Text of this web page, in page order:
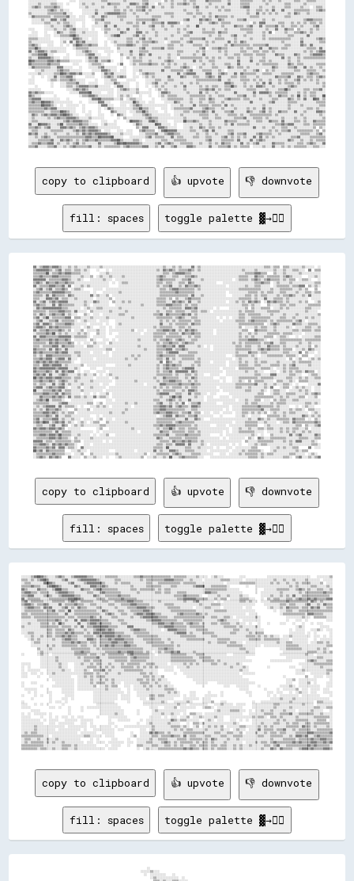
copy to clipboard 👍 upvote 👎 downvote
fill: spaces toggle palette ▓→✊🏽
▓▓░░▒▒▓▓▓▓▒▒▓▓▓▓▒▒░░░░▒▒░░▒▒░░░░░░▒▒░░░░░░▒▒░░░░░░░░░░░░░░░░░░░░░░░░░░░░░░░░░░░░░░▒▒░░░░▒▒░░▒▒░░░░░░▓▓░░▒▒░░░░░░░░░░░░░░░░░░░░░░░░░░░░░░░░░░░░░░░░▒▒▒▒░░▒▒▒▒  ▒▒▒▒░░░░░░░░▒▒░░░░░░  ░░
▒▒▓▓▓▓▓▓▓▓▒▒░░▒▒▓▓░░▒▒▒▒░░▒▒▒▒░░▒▒░░    ░░    ░░  ░░░░░░░░░░░░░░░░░░░░░░░░░░░░▒▒░░▓▓▒▒▓▓▒▒░░▒▒▒▒▒▒▓▓▒▒░░▒▒░░░░░░░░░░░░░░░░░░░░░░░░░░▒▒░░░░░░▒▒░░░░░░░░░░▒▒░░░░▒▒░░░░▒▒▒▒░░░░  ▓▓  ▒▒▒▒
▒▒▒▒▒▒▒▒██░░▒▒▒▒▓▓▒▒▓▓▓▓▒▒▒▒▒▒░░░░░░      ░░░░▒▒░░░░░░░░░░░░░░░░░░░░░░░░░░░░░░░░░░▒▒▒▒░░▒▒▓▓▓▓▓▓▒▒▒▒░░░░░░░░░░░░░░░░░░░░░░░░░░░░░░░░░░▒▒▒▒▒▒▓▓▓▓▒▒▒▒    ▒▒░░░░▒▒░░░░░░░░▒▒░░░░░░░░░░░░
▒▒▒▒▓▓▒▒▒▒▒▒▓▓▓▓▒▒▒▒▒▒▒▒░░░░░░▒▒░░░░▒▒  ░░▒▒░░░░▒▒░░░░░░▒▒░░░░░░░░░░░░░░░░░░░░▒▒▓▓▒▒░░░░▒▒▒▒░░░░▒▒▒▒▓▓▒▒░░░░░░░░░░░░░░░░░░░░░░░░░░▒▒▒▒▒▒░░░░▓▓▒▒▒▒░░▒▒▒▒▒▒▒▒░░▒▒▓▓▒▒░░░░░░    ░░░░▒▒░░
▓▓▓▓▓▓▓▓░░▒▒▒▒▒▒▒▒▓▓▓▓▒▒░░░░▒▒░░    ░░░░░░░░▒▒░░░░  ░░░░░░░░░░░░░░░░░░░░░░░░░░▒▒▓▓▒▒▒▒▒▒▒▒░░░░▒▒▒▒▓▓░░░░░░▒▒░░░░░░░░░░░░░░░░░░  ░░▒▒▒▒▒▒░░▒▒▓▓▒▒░░▒▒▓▓▒▒▒▒▒▒░░▒▒░░▒▒▒▒  ░░▒▒▒▒░░    ░░
▒▒▓▓▒▒░░▓▓▒▒▒▒▓▓▒▒▒▒▓▓▒▒▒▒░░░░░░░░░░░░░░░░░░░░░░  ░░  ░░▒▒▒▒░░░░░░░░░░░░░░░░░░▒▒▒▒░░▒▒▒▒░░░░▒▒▒▒░░▓▓▒▒░░░░░░░░░░░░░░    ░░░░░░░░░░░░░░░░░░░░▒▒▒▒▓▓▒▒▒▒  ░░▒▒░░░░░░▒▒░░░░░░░░░░░░░░▒▒▒▒
▓▓░░▒▒▒▒▒▒▓▓▓▓▒▒▒▒▓▓░░▓▓  ░░░░▒▒░░▒▒░░░░░░░░░░░░      ░░░░░░░░░░░░░░░░░░░░░░░░▒▒░░▒▒▒▒▓▓░░░░▒▒░░▓▓▒▒▒▒▓▓▒▒░░░░░░░░░░░░░░░░  ░░░░░░░░░░▒▒░░░░▒▒▒▒░░░░░░  ░░▒▒▒▒▒▒▒▒░░▒▒▒▒▓▓▓▓  ▒▒░░▒▒░░
░░▒▒▓▓░░▒▒▓▓░░▒▒▒▒▓▓▒▒  ░░▒▒▒▒░░      ░░░░░░  ░░░░░░░░░░░░░░░░░░░░░░░░░░░░░░░░░░▒▒▒▒░░▒▒▓▓▓▓▒▒▒▒▒▒▒▒▒▒░░▒▒░░░░░░░░░░░░░░░░░░░░░░░░▒▒▒▒▒▒▒▒▒▒▒▒▒▒░░░░░░▒▒░░░░▒▒▒▒▒▒▒▒░░░░▒▒░░▒▒    ▒▒  
▒▒▓▓▒▒▒▒▒▒▒▒▓▓▓▓▓▓▓▓▒▒▒▒░░░░░░░░░░░░  ░░    ░░░░░░░░░░▒▒░░░░░░░░░░░░░░░░░░░░░░░░▒▒▒▒▒▒▒▒▒▒▓▓▒▒▒▒▒▒▒▒▒▒░░░░░░░░░░░░░░░░░░░░  ░░░░░░░░░░░░▒▒▒▒▒▒░░▒▒░░▒▒▒▒░░░░▒▒▒▒░░░░░░▒▒░░░░▒▒▒▒░░▒▒▒▒
▒▒▒▒▒▒░░▓▓░░▓▓▒▒▒▒▒▒░░▓▓▒▒░░░░░░░░░░▓▓░░▒▒░░░░▒▒  ░░░░░░░░░░░░░░░░░░░░░░░░░░░░░░▒▒▒▒▒▒▒▒▒▒▒▒▒▒▒▒▒▒░░▓▓░░░░▒▒░░░░░░░░░░░░░░    ░░░░░░░░▒▒▒▒░░▒▒░░▒▒▒▒░░░░░░▒▒░░▒▒▒▒▓▓▒▒░░░░▒▒░░▓▓░░░░░░
▒▒▒▒░░░░▓▓▓▓▒▒▓▓░░▒▒▒▒░░░░▒▒░░░░░░░░░░  ░░░░░░░░▒▒  ░░░░░░░░░░░░░░░░░░░░░░░░░░▒▒▒▒▒▒░░▒▒  ▒▒░░░░▒▒▓▓▒▒▒▒▒▒░░░░░░░░░░░░░░░░░░░░░░░░▒▒▒▒▒▒▒▒░░▒▒░░░░▓▓░░░░▒▒▒▒▒▒░░▒▒░░░░░░░░░░░░  ░░░░░░
▓▓░░▒▒▓▓░░▒▒▓▓▒▒▓▓▓▓▓▓░░░░░░░░░░▒▒░░░░▓▓▒▒░░░░░░  ▒▒░░░░▒▒░░▒▒░░░░░░░░░░░░░░░░▒▒▒▒▒▒░░░░▓▓▒▒▓▓▒▒░░▓▓░░░░▒▒░░░░░░░░░░░░░░░░  ░░░░▒▒░░▒▒░░▓▓▒▒▓▓▒▒  ░░▓▓▒▒▓▓▒▒▒▒░░▒▒░░░░░░▒▒░░▒▒    ░░▒▒
▒▒▓▓▒▒▒▒░░░░▓▓░░▓▓▒▒▒▒▒▒▒▒░░░░░░▒▒░░  ░░░░░░░░░░    ░░░░░░░░░░░░░░░░▒▒░░░░░░░░▒▒▒▒▒▒▓▓▓▓▒▒▒▒▒▒░░▒▒░░▒▒▒▒░░░░░░░░░░░░░░░░░░░░░░░░░░░░▒▒▒▒░░▒▒░░░░    ▒▒░░░░░░▒▒▒▒░░▒▒▒▒░░░░░░░░▒▒▒▒▒▒▒▒
░░▓▓▒▒▓▓▓▓▓▓▓▓▓▓▓▓▒▒▒▒░░░░░░░░  ░░▒▒░░░░▒▒▒▒░░░░░░░░░░▒▒░░░░░░░░░░░░░░░░░░░░░░░░░░▒▒░░▒▒▒▒▒▒▒▒░░▓▓▓▓▒▒▓▓░░░░░░░░░░  ░░      ░░░░░░░░░░▒▒  ▒▒░░░░▒▒▒▒▒▒  ░░░░▒▒░░▒▒░░░░░░░░░░▒▒▒▒░░░░░░
▒▒▒▒▒▒▒▒░░▒▒▒▒▒▒▓▓▓▓▒▒▒▒░░▓▓░░░░░░  ▒▒░░░░░░░░░░▒▒░░░░░░░░▒▒░░░░░░░░░░░░░░░░░░▒▒░░░░▒▒▒▒░░▒▒▒▒▒▒░░░░▒▒▒▒░░▒▒▒▒░░  ░░░░░░░░░░░░░░░░▒▒░░▒▒▒▒▒▒░░░░░░░░▒▒▒▒▒▒▒▒░░░░░░░░░░░░░░░░▒▒░░░░░░  
▒▒░░▓▓▒▒░░▒▒▓▓▒▒▒▒▓▓░░▒▒░░░░    ▒▒░░  ░░░░  ░░░░░░░░░░▒▒▒▒░░░░░░░░░░░░░░░░░░▒▒▒▒▓▓░░▓▓▒▒▒▒▒▒▒▒▓▓▒▒▓▓░░▒▒░░░░░░░░░░░░░░░░░░░░░░░░░░▒▒▒▒░░▒▒▒▒▒▒▒▒░░░░░░▒▒░░░░░░▒▒░░░░░░▒▒░░░░░░░░░░░░▒▒
▒▒▓▓░░▒▒██░░▒▒▒▒▒▒▒▒▓▓▓▓  ▒▒▒▒░░░░░░▒▒░░░░░░░░▒▒░░░░░░░░░░░░░░▒▒░░░░░░░░░░░░░░▒▒▒▒▒▒▒▒▒▒░░▒▒▓▓▒▒░░░░▒▒▒▒░░░░░░░░░░░░  ░░  ░░  ░░░░▒▒▒▒░░░░▒▒▒▒▒▒▒▒▒▒▒▒░░░░░░▒▒▒▒░░░░▒▒░░░░░░▒▒░░▒▒░░░░
░░▒▒▓▓░░░░▒▒▒▒▓▓░░▒▒▒▒▒▒▒▒░░  ░░▒▒░░░░░░  ░░░░░░    ░░░░░░░░░░░░░░░░░░░░░░░░░░░░▒▒░░▒▒░░▒▒░░▒▒▒▒▒▒▒▒░░▒▒▒▒░░░░░░░░░░░░  ░░░░░░░░▒▒▒▒▒▒░░▒▒▓▓▒▒▒▒▒▒▒▒░░▒▒░░▒▒▒▒▒▒▒▒▒▒░░▒▒▓▓░░  ░░░░░░░░
▒▒▓▓░░▓▓▓▓▒▒░░▒▒▒▒▒▒▓▓▓▓▒▒░░░░░░░░  ░░░░░░░░  ░░    ░░▒▒░░░░░░░░░░░░░░░░░░░░░░░░▓▓░░░░▒▒░░▒▒▒▒▒▒▒▒░░▓▓▒▒▒▒░░░░░░░░░░░░░░░░░░░░░░░░▒▒▒▒▒▒▒▒▒▒▒▒▒▒▒▒  ░░▒▒▓▓▒▒░░░░░░░░▓▓▒▒▒▒░░░░▒▒▒▒▒▒░░
▒▒▓▓▓▓▒▒░░▓▓▒▒▓▓▒▒▒▒▒▒▒▒░░░░░░  ░░▒▒░░    ░░░░  ░░  ░░░░░░░░░░░░░░░░░░░░░░░░▒▒░░▒▒▒▒▒▒▒▒░░░░▒▒▒▒░░▒▒░░░░░░░░░░░░░░░░░░░░░░░░░░░░░░▒▒  ░░░░░░▒▒░░▒▒▒▒░░░░▒▒░░░░░░▒▒░░  ░░░░░░▒▒▒▒░░░░▒▒
▓▓░░▒▒▒▒▓▓▒▒▒▒▒▒▓▓▒▒░░▒▒  ░░░░▒▒  ░░░░░░▒▒░░░░  ░░░░░░░░░░░░░░▒▒  ░░░░  ░░░░░░▒▒▒▒▓▓▓▓▒▒▓▓░░▒▒░░▓▓▒▒▓▓▒▒░░░░░░░░░░  ░░░░░░░░░░░░░░░░▒▒▒▒    ▓▓▒▒▒▒▒▒░░░░▒▒░░░░░░░░░░▒▒▒▒░░▒▒▒▒▒▒░░▒▒▒▒
░░▒▒▒▒▒▒▓▓▒▒██░░▒▒░░▒▒░░░░░░▒▒░░▒▒░░    ▒▒░░░░  ░░    ░░░░░░░░░░░░░░  ░░░░░░▒▒▒▒▒▒▒▒░░▒▒▒▒▒▒░░▓▓▒▒▒▒▓▓▒▒▒▒░░░░░░░░  ░░░░░░░░░░░░░░▒▒░░░░▒▒░░▒▒░░░░░░▒▒▒▒▒▒▒▒░░▒▒▒▒▒▒░░░░░░  ░░░░░░░░░░
▓▓░░▓▓▓▓▒▒▒▒▒▒▒▒▓▓▓▓▓▓▓▓░░▒▒▒▒▒▒▒▒░░  ░░░░░░░░      ░░░░░░░░░░░░░░░░░░░░░░░░▒▒▒▒▒▒░░▒▒▒▒▒▒▒▒▒▒░░░░▒▒░░▒▒▒▒░░░░░░░░░░░░░░░░░░░░░░░░▒▒░░▒▒░░▒▒░░░░░░▒▒▒▒▒▒  ░░▒▒▒▒░░    ░░  ░░░░░░░░▒▒▒▒
▒▒▓▓▒▒▒▒▒▒▓▓▒▒▓▓▒▒▒▒▓▓▒▒  ░░░░░░░░  ▒▒░░    ░░░░  ░░  ░░░░░░░░░░░░▒▒░░░░░░░░▒▒░░▒▒▒▒▓▓▒▒░░▒▒▓▓▒▒░░░░▒▒▒▒░░░░░░░░░░░░░░░░░░░░░░░░░░▒▒▒▒▒▒▓▓▓▓▓▓▒▒▒▒░░  ░░░░░░▒▒▒▒▒▒▒▒▒▒▒▒▒▒░░▒▒▒▒▒▒▒▒▒▒
▒▒▒▒▒▒▒▒░░▓▓▒▒▓▓▒▒▒▒▒▒▓▓▒▒  ░░  ░░░░  ▒▒░░░░░░  ▒▒░░░░░░░░░░░░░░░░░░░░░░░░░░░░▒▒░░▒▒▒▒▓▓▒▒▒▒░░▒▒▓▓▒▒▒▒░░░░░░░░░░░░░░░░░░░░░░░░▒▒░░▒▒░░▒▒▒▒▒▒▒▒▒▒░░▒▒▒▒▓▓░░░░▒▒▒▒░░░░░░░░▒▒░░░░▒▒░░░░░░
▒▒▒▒░░▒▒▒▒▒▒▓▓▓▓░░▓▓▒▒▒▒▒▒░░░░░░  ▒▒▒▒░░░░  ░░░░░░░░░░░░░░░░░░░░░░▒▒░░░░░░░░░░▒▒▒▒▓▓▒▒▒▒▓▓░░▓▓▓▓░░░░░░░░▒▒░░  ░░  ░░░░░░░░░░░░░░▒▒▒▒░░▒▒▒▒░░░░▒▒░░░░▓▓▒▒▒▒▒▒░░▒▒░░░░░░▒▒░░░░░░▒▒  ▒▒░░
▓▓▒▒▒▒▒▒░░▓▓░░▓▓▒▒░░▓▓░░░░░░░░░░░░░░░░░░░░░░░░▒▒▒▒  ░░░░░░░░░░░░░░░░░░▒▒░░░░░░▒▒▒▒▒▒▓▓▓▓░░▒▒▒▒▓▓▒▒░░░░░░░░░░░░░░  ░░░░░░░░░░░░░░▒▒▒▒▒▒▒▒▒▒░░░░▒▒▓▓▒▒▓▓▒▒▒▒▒▒░░▒▒▒▒▒▒  ░░░░▒▒░░▓▓▒▒░░░░
▓▓▒▒▓▓▒▒▒▒▒▒▒▒▓▓▒▒▓▓▓▓░░░░▒▒▒▒░░░░░░  ░░░░░░  ░░  ░░░░░░░░░░░░░░░░░░░░░░░░░░░░▒▒▒▒░░▒▒▓▓▓▓▓▓░░░░░░▒▒▒▒▒▒░░░░░░░░░░░░░░░░░░░░░░░░▒▒░░░░░░▓▓▒▒▒▒░░▒▒▒▒░░░░░░░░░░▒▒▒▒░░░░░░▓▓  ▒▒░░░░  ░░
▒▒░░▒▒░░▓▓▓▓▒▒▒▒▒▒▒▒▒▒▒▒░░░░▒▒░░░░░░░░░░░░░░░░░░  ░░░░░░░░░░░░▒▒░░▒▒░░░░░░░░░░▒▒▓▓▒▒▒▒▒▒▒▒░░▒▒▒▒▒▒▒▒▒▒░░░░░░░░░░░░░░░░░░░░    ░░▒▒▒▒▒▒▒▒░░▒▒░░  ░░░░▒▒▒▒▒▒▒▒▒▒░░▒▒▒▒▒▒░░  ▒▒▒▒    ░░░░
▒▒▒▒▓▓▒▒▓▓▓▓░░▒▒▓▓▓▓░░▓▓░░░░  ░░░░░░░░  ░░░░░░░░░░░░░░░░░░▒▒░░░░▒▒░░░░░░░░░░░░▒▒▒▒░░▓▓░░▒▒░░░░▒▒▒▒▒▒▒▒░░▒▒░░░░░░░░░░░░░░░░░░░░  ░░▒▒░░░░░░░░▒▒░░░░░░░░░░░░░░░░░░  ▒▒  ░░▒▒    ░░▒▒░░▒▒
▒▒▓▓▒▒▓▓▒▒▓▓▒▒▓▓▒▒▒▒▒▒▒▒░░    ░░░░░░░░░░░░░░░░░░░░░░░░░░░░░░░░░░░░░░░░░░░░░░░░░░▓▓  ▓▓▒▒░░░░▒▒░░░░░░░░▒▒▒▒░░░░░░  ░░░░░░░░  ░░░░░░▒▒░░▒▒░░░░▒▒░░▒▒▒▒░░░░░░▒▒░░░░░░░░▒▒░░▒▒▒▒▒▒▒▒░░░░░░
▒▒▒▒░░▓▓▓▓▒▒▓▓▓▓▓▓░░▒▒░░░░░░░░▒▒  ░░░░░░░░░░░░      ░░░░░░░░▒▒░░░░░░░░░░░░░░░░▒▒░░▒▒▓▓▒▒▓▓▒▒▒▒░░░░░░▒▒░░▒▒░░░░░░░░░░░░░░░░  ░░░░░░▒▒▒▒▒▒░░░░▒▒▒▒░░░░░░▒▒▒▒▒▒░░▒▒░░▒▒▓▓░░░░░░░░▒▒░░░░░░
▓▓▒▒▓▓▓▓▓▓▓▓▓▓▒▒▓▓▓▓▓▓░░░░▒▒░░      ░░░░    ░░░░░░░░░░░░░░░░░░░░░░░░░░░░░░░░░░▒▒░░▒▒▓▓▒▒▒▒▒▒░░▒▒▓▓▓▓▓▓░░░░░░░░░░░░░░░░  ░░░░░░░░  ▒▒▒▒▒▒▒▒▒▒░░░░▒▒▒▒▒▒░░  ░░░░▒▒░░▒▒▒▒▒▒░░░░░░░░░░░░░░
▓▓▒▒▒▒▒▒▓▓▒▒░░▓▓░░▓▓▒▒▓▓▓▓  ░░  ░░░░    ░░░░░░  ░░░░░░░░░░░░░░░░░░░░░░░░░░░░░░▒▒░░▒▒▒▒▓▓░░▓▓▓▓▓▓▓▓░░▓▓▒▒░░░░░░░░░░░░░░░░  ░░░░░░░░░░░░▒▒░░░░▒▒░░░░    ░░░░  ░░▒▒░░▒▒░░▒▒▒▒░░▓▓▒▒▒▒  ░░
▒▒▓▓▒▒▓▓░░▓▓░░░░▒▒▓▓▒▒░░░░░░▒▒░░▒▒░░░░▒▒  ░░  ░░▒▒░░░░░░░░░░░░░░░░░░░░░░░░░░░░▒▒▒▒▒▒▒▒▒▒░░▒▒░░░░▒▒▒▒░░▒▒░░░░    ░░░░░░    ░░░░░░░░░░░░░░░░░░▒▒▒▒░░░░░░▓▓▓▓░░░░░░░░▒▒▒▒░░░░    ░░▒▒▒▒░░
██▒▒▓▓▒▒▓▓▓▓▒▒▓▓▓▓▒▒▒▒▒▒░░▒▒▒▒░░░░░░░░  ░░░░░░░░  ░░▒▒░░░░░░░░░░░░░░░░░░░░░░▒▒░░░░▓▓▒▒▒▒▒▒▒▒░░░░▒▒░░▓▓▒▒░░░░░░░░░░    ░░░░    ░░░░▒▒▒▒▒▒▒▒▒▒▒▒░░▒▒▒▒▒▒▒▒░░░░░░░░▒▒▒▒░░░░▒▒░░▒▒░░░░▒▒▒▒
▒▒▒▒▓▓▒▒▒▒▓▓▒▒░░▒▒▓▓▒▒░░░░▒▒░░░░░░░░▒▒░░░░░░░░░░░░  ░░░░░░░░░░░░▒▒░░░░░░░░░░░░▒▒░░▒▒▒▒▓▓▓▓▒▒▒▒░░░░▒▒░░▒▒░░░░░░░░░░░░░░  ░░    ░░░░▒▒░░  ▒▒  ▒▒▒▒▒▒░░░░░░  ▒▒▒▒░░░░▒▒░░  ▒▒▒▒▒▒░░░░░░░░
▒▒░░▒▒▒▒░░░░▓▓░░▒▒▓▓░░▒▒░░░░░░▒▒░░░░░░░░░░  ░░░░    ░░░░░░░░░░░░░░░░░░  ░░░░░░░░▓▓▓▓▒▒▒▒▒▒▒▒▓▓▒▒▒▒▒▒▓▓▒▒▒▒░░░░░░░░░░░░░░░░░░░░░░▒▒▒▒▒▒▒▒▒▒▒▒▓▓░░░░▒▒░░░░▒▒░░░░▒▒▒▒░░  ░░      ░░░░░░▓▓
▒▒▓▓▓▓░░▒▒▓▓▒▒▒▒▓▓▓▓░░  ░░░░▒▒  ░░░░▒▒░░░░░░░░  ░░░░░░░░░░░░░░░░░░░░░░░░░░░░▒▒░░▒▒░░▒▒░░▒▒▒▒▒▒░░▒▒░░▒▒▒▒░░░░░░░░░░░░  ░░░░░░░░░░▒▒▒▒░░░░▒▒░░░░░░░░▒▒░░▓▓    ░░▒▒▒▒  ░░▒▒░░▒▒░░░░  ░░░░
██░░░░▒▒▒▒▒▒▓▓▒▒▓▓░░▒▒▒▒░░░░░░▒▒░░░░░░░░░░░░  ░░░░░░░░░░░░░░░░░░░░░░░░░░░░░░░░▒▒░░▒▒▒▒▒▒▒▒░░░░▒▒░░▓▓▓▓▒▒░░░░░░░░░░░░░░  ░░░░░░░░░░░░░░▒▒▒▒░░░░░░▒▒░░  ░░▒▒▒▒░░░░  ░░░░░░▒▒░░▒▒░░  ░░░░
▒▒▒▒▒▒▓▓▓▓▒▒▒▒▓▓░░▓▓▒▒▒▒░░░░░░  ░░░░  ░░  ░░░░▒▒  ░░░░░░░░░░░░░░░░░░░░░░░░░░░░▒▒▓▓▓▓▓▓░░░░▒▒▒▒░░░░▓▓░░▒▒▒▒░░░░  ░░░░        ░░░░░░░░░░░░░░░░░░▒▒▒▒    ░░▒▒▒▒░░░░▒▒▒▒▒▒░░░░░░▒▒░░▒▒▓▓▒▒
░░░░▓▓▒▒▒▒▒▒▓▓▒▒▓▓▒▒░░▓▓░░▒▒▒▒░░▒▒░░░░▓▓░░▒▒▒▒░░  ░░░░░░░░░░░░░░░░░░░░░░░░░░░░░░▒▒░░░░▒▒██▒▒▓▓░░░░░░░░▒▒░░░░  ░░░░    ░░░░░░  ░░░░░░░░░░░░░░▒▒▒▒▒▒▒▒▒▒▒▒░░░░▒▒░░▒▒░░░░░░▒▒▒▒  ░░░░▒▒  
░░▒▒▓▓▒▒██░░▒▒▒▒▒▒░░    ░░░░░░░░░░░░░░        ░░░░  ░░░░░░░░░░░░░░░░░░░░░░░░▒▒▒▒░░░░▒▒▓▓▒▒░░▒▒░░░░▓▓░░░░░░░░  ░░░░░░░░░░░░░░░░░░  ░░░░▒▒░░░░▒▒▒▒  ░░░░  ▒▒░░▒▒▒▒░░░░▒▒▒▒░░░░░░░░░░░░░░
▒▒▒▒▒▒▒▒▒▒░░░░░░▒▒▓▓▓▓░░░░░░░░░░░░▒▒▒▒  ░░▒▒  ░░░░░░░░░░░░▒▒░░░░▒▒░░░░░░░░░░░░▒▒▓▓░░░░▒▒░░▒▒░░▓▓  ░░▒▒▒▒▓▓░░░░░░░░░░    ░░░░░░░░░░░░░░▒▒░░▒▒▒▒░░░░░░░░▒▒░░▒▒▒▒▒▒░░░░░░░░░░░░▒▒▒▒░░▒▒░░
░░▒▒░░▒▒▓▓▓▓▓▓░░▓▓░░▒▒▒▒▒▒░░  ░░    ░░░░▒▒░░▒▒░░  ░░░░░░░░░░░░  ░░░░░░░░░░░░▒▒▒▒▓▓▓▓▒▒▓▓░░▒▒▓▓▒▒▒▒░░▓▓▓▓▒▒░░░░░░░░░░░░░░░░░░  ░░░░░░▒▒▒▒▒▒▒▒▒▒▓▓▒▒▒▒▒▒▒▒░░▒▒░░░░░░    ░░  ░░▒▒░░░░    
▒▒░░▒▒░░▓▓▒▒▒▒▓▓▒▒░░░░    ▒▒░░░░░░▒▒  ░░░░░░░░░░░░░░░░░░░░▒▒░░░░░░░░░░░░░░░░▒▒▒▒▓▓▓▓▒▒▒▒▒▒▒▒▒▒▒▒░░░░▒▒▒▒░░░░░░░░░░░░░░░░  ░░  ░░░░░░▒▒▒▒▒▒▒▒▒▒▒▒▓▓░░░░▒▒▒▒▒▒░░░░░░▒▒░░▒▒▒▒░░  ▒▒▒▒░░░░
▒▒▒▒▒▒▓▓▓▓▒▒▓▓▒▒░░▒▒░░▒▒▒▒  ░░░░░░░░░░░░░░░░░░░░▒▒░░░░░░▒▒░░░░░░░░░░░░░░░░░░▒▒▓▓▒▒▒▒▓▓▓▓▒▒▒▒░░▒▒▒▒▓▓░░▒▒▒▒  ░░░░  ░░░░  ░░░░░░  ░░░░▒▒▒▒░░▒▒░░▒▒░░▒▒  ░░▒▒░░░░▒▒░░▒▒▒▒░░░░░░░░  ░░▒▒░░
▒▒▒▒▒▒▒▒▓▓▒▒░░▓▓░░░░▒▒▒▒░░░░░░░░░░░░    ░░  ░░░░░░░░░░░░░░░░░░░░░░░░░░░░░░░░░░  ░░▒▒▓▓▓▓░░▓▓▒▒▒▒░░▒▒▒▒▓▓░░░░░░░░░░    ░░        ░░░░▒▒░░  ░░░░░░    ▒▒▒▒▒▒▒▒░░▒▒░░░░░░░░░░▓▓▒▒░░▒▒░░▒▒
▒▒▓▓░░▒▒▒▒▒▒▓▓▓▓░░▒▒░░░░▒▒░░░░  ░░░░░░  ░░▒▒  ░░░░  ░░░░░░░░░░░░░░░░░░░░░░░░░░▒▒▒▒▒▒▒▒▒▒▒▒░░░░░░▓▓░░░░▓▓▒▒░░    ░░░░░░░░░░░░░░░░░░░░░░░░▒▒░░░░▓▓▒▒░░▒▒░░░░▒▒▒▒▒▒▒▒░░▓▓▒▒▒▒▒▒  ░░  ▒▒░░
▒▒▓▓▒▒██▓▓░░▒▒▓▓▒▒▓▓░░▒▒░░  ░░▒▒░░  ░░▒▒▒▒    ▒▒░░░░░░░░░░▒▒░░░░░░░░░░░░░░░░░░▒▒▒▒▒▒▒▒▒▒░░▒▒▓▓▒▒▒▒▒▒▒▒░░░░░░░░░░░░░░░░░░░░░░░░  ░░░░░░▒▒▒▒▒▒▒▒░░░░▒▒░░░░░░  ░░▒▒▒▒░░▓▓▒▒▒▒▒▒▒▒▒▒▒▒▓▓▒▒
░░▒▒▒▒░░░░▒▒▓▓░░░░▓▓▒▒  ░░▒▒░░▒▒░░░░░░░░░░▒▒▒▒░░░░░░░░░░░░░░░░░░░░░░░░░░░░░░▒▒▒▒▓▓▒▒▓▓▓▓▓▓▒▒▒▒▒▒▒▒▒▒░░▒▒░░░░░░░░    ░░░░░░  ░░░░░░░░░░▒▒▒▒▒▒▒▒    ░░▒▒░░░░░░░░░░░░░░░░▒▒▒▒  ▒▒░░░░▒▒▓▓
▓▓▒▒▓▓▓▓▒▒▓▓▓▓▒▒▓▓▒▒  ░░░░░░░░          ░░▒▒    ░░░░░░░░░░░░░░▒▒░░░░░░░░░░░░░░▒▒░░▒▒▒▒██▒▒░░▒▒▒▒░░▒▒▒▒▒▒░░░░░░░░░░░░░░░░░░░░  ░░░░▒▒░░░░▒▒░░░░▒▒▒▒░░▒▒▒▒░░░░▒▒░░▒▒░░▒▒▒▒░░░░▒▒  ░░░░░░
▒▒▒▒▒▒▒▒▒▒▒▒░░▓▓░░▒▒▒▒▒▒░░░░░░░░░░░░░░  ░░  ░░░░░░░░░░░░░░░░░░░░░░  ░░░░░░░░░░░░▓▓▒▒▒▒░░▒▒▒▒▒▒▒▒░░▒▒▒▒░░▒▒░░░░░░░░░░░░░░  ░░  ░░░░▒▒▒▒▒▒▒▒▒▒░░░░░░  ░░░░░░░░▒▒░░▒▒░░▒▒░░░░▒▒░░▒▒░░░░░░
▒▒▒▒▓▓▓▓▒▒▓▓▓▓▒▒██▒▒▒▒▒▒░░░░▒▒░░░░░░  ░░  ░░░░▒▒    ░░░░░░░░░░░░░░░░░░░░░░░░▒▒▒▒▒▒▒▒▓▓░░░░▒▒▒▒▒▒▓▓▒▒▒▒▒▒▒▒░░░░░░      ░░  ░░░░░░░░░░░░░░░░▒▒░░  ░░    ▒▒░░░░░░░░░░▓▓░░▒▒▓▓░░░░░░░░▓▓▒▒
░░▒▒▒▒▒▒▒▒▓▓▓▓▒▒▓▓▒▒▒▒░░  ▒▒░░░░░░░░▒▒░░░░░░░░░░░░░░░░░░░░░░░░░░░░░░░░░░░░░░░░▓▓▒▒░░░░▒▒▒▒▒▒▒▒░░▒▒▒▒▒▒▒▒░░░░░░░░░░░░░░
copy to clipboard 👍 upvote 👎 downvote
fill: spaces toggle palette ▓→✊🏽
░░░░░░▒▒▓▓██▓▓▒▒░░░░░░▒▒▓▓▒▒░░░░▒▒▓▓▓▓▓▓▓▓▒▒▒▒░░░░░░░░▒▒▒▒▒▒▒▒░░░░░░░░░░▒▒▒▒▓▓▒▒▒▒▒▒▒▒▒▒▒▒▒▒▒▒▒▒░░▒▒▒▒▒▒▒▒░░░░░░▒▒░░░░░░  ░░▒▒░░░░          ░░░░              ░░░░░░░░░░░░░░░░░░░░░░░░░░░░    ░░░░░░░░▒▒
▒▒▒▒░░▒▒░░▒▒▓▓██▒▒░░░░░░░░▒▒▓▓░░░░░░▒▒▓▓▓▓▓▓▓▓▓▓▒▒░░░░░░░░░░▒▒▒▒░░░░░░░░░░░░▒▒░░▒▒▒▒▒▒▒▒▒▒▒▒▓▓▓▓▓▓▒▒▒▒▒▒░░░░▒▒░░░░░░  ░░░░░░░░░░▒▒▒▒▒▒░░░░░░░░  ░░░░░░░░░░░░░░░░░░▒▒░░░░▒▒░░░░▒▒░░░░░░▒▒░░░░░░░░  ░░░░░░
░░▒▒▒▒░░░░░░░░▓▓██▓▓▒▒░░░░░░░░▒▒▓▓░░░░░░▒▒▓▓▓▓▓▓▓▓▓▓▒▒░░░░░░▒▒░░▒▒▒▒▒▒░░░░░░░░░░▒▒▒▒░░░░▒▒▒▒▒▒▒▒▒▒▒▒▒▒░░▒▒▒▒▒▒▒▒░░░░░░░░░░░░░░░░░░  ░░░░░░░░▒▒▒▒▒▒▒▒▒▒░░░░░░░░░░▒▒░░▒▒░░░░▒▒░░░░▒▒░░▒▒▒▒▒▒░░░░░░▒▒  ░░░░
▒▒▒▒▒▒▓▓▒▒▒▒░░░░▒▒▓▓██▓▓▒▒░░░░░░░░▓▓▒▒░░░░░░▓▓▓▓▒▒▒▒▓▓▒▒░░░░░░░░░░░░░░▒▒░░░░░░░░▒▒▒▒▒▒▒▒▒▒░░░░░░▒▒▒▒░░░░░░░░░░▒▒▓▓▓▓▓▓░░░░▒▒▒▒▒▒▒▒▒▒░░          ░░    ░░░░░░░░░░░░░░░░░░░░░░▒▒░░▒▒░░░░░░░░▒▒▒▒░░░░░░▒▒░░
▓▓▒▒░░░░░░▓▓▒▒▒▒░░░░▒▒████▒▒▒▒░░░░░░░░▓▓▒▒▒▒░░▒▒▓▓▓▓▒▒▒▒▒▒▒▒▒▒░░░░░░░░▒▒▒▒░░▒▒▒▒▒▒▒▒▒▒░░▒▒░░▒▒▒▒░░░░░░░░░░░░░░░░░░░░░░▒▒▒▒▒▒▒▒▒▒▒▒▒▒░░░░░░░░          ░░    ░░░░░░░░▒▒▒▒▒▒▒▒░░░░▒▒▓▓▒▒░░▒▒░░░░▒▒▒▒░░░░▒▒
▒▒▓▓▓▓▒▒▒▒░░▒▒▒▒▒▒░░░░▒▒▓▓▓▓▓▓▒▒▒▒░░░░░░░░▒▒▒▒░░░░▒▒▓▓▒▒▒▒▒▒▒▒▒▒░░░░░░░░░░▒▒░░░░░░░░░░▒▒▒▒░░▒▒▒▒░░░░▒▒▒▒▒▒░░░░░░░░░░░░▓▓▓▓▒▒▒▒░░░░░░░░░░░░░░░░        ░░  ░░░░░░░░░░░░▒▒░░░░░░░░░░▒▒░░▒▒▒▒▒▒▒▒▒▒▒▒▓▓▒▒▒▒
▒▒▒▒▓▓▓▓░░░░░░▒▒▓▓▒▒░░░░▒▒▓▓▓▓▓▓▓▓▒▒▒▒░░░░░░░░▓▓▒▒░░░░▒▒▒▒▒▒▒▒▓▓▒▒▒▒▒▒░░░░░░░░░░░░░░░░░░░░░░░░░░░░▒▒▒▒▒▒▓▓▒▒▒▒▒▒▒▒░░    ░░░░░░▒▒░░░░▒▒░░░░░░▒▒░░░░        ░░░░░░▒▒░░░░▒▒░░▒▒░░▓▓░░░░▒▒▒▒▒▒▒▒▒▒▒▒▒▒▒▒▒▒░░
▓▓░░▒▒▒▒▒▒▒▒░░░░░░▒▒▒▒▒▒▒▒▒▒▒▒▓▓▓▓██▓▓▒▒░░░░░░░░▒▒▒▒▒▒░░▒▒▒▒▒▒▒▒▓▓▒▒▒▒▒▒▒▒░░░░░░░░░░░░░░░░░░░░░░░░░░▒▒▒▒▓▓▓▓▓▓▓▓▒▒▒▒▒▒▒▒░░░░▒▒░░▒▒▒▒  ░░░░░░▒▒▒▒▒▒░░░░    ░░  ▒▒░░▒▒▒▒░░░░▒▒▒▒░░▒▒▓▓▒▒▒▒▓▓▒▒▓▓▒▒▒▒▒▒▓▓▓▓
▒▒▓▓░░▒▒▒▒▒▒▒▒░░░░░░▒▒▒▒▒▒▒▒░░▒▒▓▓▒▒░░▒▒▒▒▒▒▒▒░░░░░░▒▒▒▒░░░░▒▒▒▒▒▒▒▒▓▓▓▓▒▒▒▒▒▒░░░░░░░░░░▒▒░░░░░░░░░░░░░░▒▒░░░░▒▒▓▓░░░░░░░░░░  ░░  ░░░░░░░░░░▒▒▒▒░░▒▒░░░░  ░░░░░░▒▒▒▒▒▒▒▒▒▒▓▓▒▒▒▒▒▒▒▒▒▒▒▒░░▓▓▒▒░░▒▒░░░░░░
▒▒▓▓▓▓▒▒░░▒▒▒▒▓▓▒▒░░░░░░▓▓░░▒▒▒▒▒▒▓▓▒▒▒▒░░░░▒▒▒▒░░░░░░░░▒▒▒▒░░░░▒▒▒▒▒▒▓▓▓▓▒▒▒▒▒▒▒▒░░░░░░░░░░▒▒▒▒▒▒░░░░░░░░░░░░░░░░▒▒░░░░░░▒▒▒▒▒▒░░░░░░░░░░░░░░░░░░░░░░      ░░░░░░░░░░▒▒▒▒░░▒▒▒▒░░░░░░▒▒▓▓░░░░▒▒░░▓▓▒▒▒▒
░░▒▒▓▓▓▓▒▒▒▒░░▓▓▒▒▓▓░░░░░░▒▒▓▓░░▒▒░░▓▓▒▒▒▒░░░░░░▒▒▒▒░░░░░░░░▒▒░░░░░░▒▒▒▒▒▒▓▓▓▓▓▓▒▒▒▒▒▒░░░░░░░░▒▒▒▒▒▒▒▒░░░░░░░░  ░░░░░░▒▒▒▒░░░░░░  ░░░░░░░░░░░░  ░░░░          ░░▒▒░░░░▒▒░░▓▓▒▒▒▒▒▒░░▒▒▒▒░░▓▓▒▒▓▓░░░░▒▒▒▒
░░▒▒▒▒▒▒▒▒▒▒▒▒░░▒▒▒▒▓▓░░▒▒▒▒░░██░░▒▒▒▒▒▒▒▒▒▒▒▒▒▒░░░░▓▓▒▒░░░░░░▒▒▒▒░░░░▒▒▒▒▒▒▒▒▓▓▓▓▒▒░░░░░░░░░░░░▒▒▒▒▒▒▒▒▒▒▒▒▒▒▒▒░░░░░░░░░░░░▒▒▒▒▒▒▒▒░░░░░░░░░░░░░░░░░░            ░░  ░░░░▒▒▒▒░░░░▒▒▒▒▒▒▒▒▒▒▒▒▒▒▒▒▒▒▒▒▒▒
▒▒▒▒░░▒▒▒▒▒▒▒▒▒▒▒▒▒▒▒▒▒▒░░░░▓▓░░░░▒▒▒▒▒▒▒▒▒▒▒▒▒▒▒▒░░░░▒▒▓▓▒▒░░░░▒▒▒▒░░░░▒▒▓▓▓▓▒▒▓▓▓▓▓▓▒▒▒▒░░░░░░░░░░▒▒▓▓▒▒▒▒▒▒▒▒▓▓▒▒░░▒▒░░░░░░░░░░░░░░░░░░░░░░░░  ░░░░░░              ░░▒▒▒▒▒▒▒▒▒▒▒▒▒▒░░▓▓▓▓▒▒▒▒▒▒░░░░░░
▒▒▒▒▒▒░░▒▒▒▒▒▒▒▒▒▒▒▒▒▒▒▒▒▒▒▒░░▒▒▒▒░░▒▒▒▒▒▒▒▒▓▓▒▒░░▒▒░░░░░░▒▒▒▒░░░░░░░░▒▒░░░░▒▒▓▓▓▓▓▓▓▓▓▓▒▒▒▒▒▒░░░░▒▒▒▒▒▒▒▒▒▒▒▒▒▒▒▒▒▒▒▒░░░░▒▒▒▒░░░░▒▒▒▒░░  ░░░░░░░░░░░░▒▒░░                ░░░░░░░░░░▒▒░░░░  ▒▒▒▒▒▒▒▒░░░░
░░░░░░░░░░▒▒▒▒▒▒▒▒▒▒▒▒▓▓▒▒░░▒▒░░░░▓▓░░▓▓▓▓▒▒▓▓▓▓▓▓▒▒▒▒▒▒░░░░░░▒▒▒▒░░░░░░░░░░░░░░▒▒▒▒▓▓▓▓▓▓▒▒▒▒▒▒▒▒▒▒░░░░▒▒▒▒▒▒▒▒▒▒▒▒░░░░░░░░░░▒▒▓▓▒▒░░░░░░░░  ░░░░░░░░░░░░                ░░    ░░░░  ░░            ░░░░
░░░░▒▒░░░░░░▒▒▒▒▒▒░░▒▒░░██▒▒░░░░░░░░▓▓░░░░▒▒▓▓▓▓▒▒▓▓▒▒▒▒▒▒░░░░░░▒▒▒▒░░░░░░░░░░░░░░░░▒▒▒▒▓▓▓▓▒▒▒▒▓▓▒▒▒▒▒▒░░▒▒▓▓▒▒▒▒░░▒▒░░░░▒▒▒▒░░▒▒▒▒▒▒░░░░▒▒░░░░  ░░    ░░    ░░      ░░░░    ░░    ░░    ░░  ░░░░      
▒▒░░░░░░░░░░▒▒▒▒▒▒▒▒▒▒▒▒░░▒▒▒▒▒▒░░▒▒░░▓▓░░▒▒▒▒▓▓▓▓▓▓▓▓▓▓▒▒▒▒▒▒░░░░░░▓▓▓▓░░░░░░░░░░░░░░░░▒▒▒▒▓▓▓▓▓▓▒▒▒▒▒▒▒▒░░▒▒▒▒▒▒▒▒▒▒░░░░░░░░░░░░▒▒▒▒▒▒▒▒░░▒▒░░░░░░░░▒▒░░                      ░░▒▒░░          ░░░░░░  
░░░░░░░░░░░░░░░░▒▒▒▒░░▒▒▒▒▒▒░░▓▓▒▒░░░░░░▒▒░░░░▒▒▓▓▓▓▓▓▒▒▓▓▒▒░░░░░░░░░░▒▒▓▓▓▓▒▒▒▒░░░░░░░░░░  ░░▓▓▓▓▓▓▒▒▒▒▒▒░░░░░░▒▒▒▒▒▒▒▒░░░░░░░░░░░░░░░░▒▒▒▒░░░░▒▒░░░░░░░░░░                ░░  ░░░░░░    ░░░░▒▒░░  ░░░░
░░░░▒▒▒▒░░░░░░░░▒▒▒▒░░▒▒▒▒▒▒▓▓▒▒▓▓▒▒▒▒▒▒░░▒▒░░▓▓▓▓▒▒▓▓▓▓▓▓▓▓▒▒▒▒▒▒░░░░░░▒▒▒▒▒▒▒▒▒▒░░░░░░░░░░░░░░░░▒▒▓▓▓▓▓▓░░▒▒░░░░░░▒▒▒▒▒▒▒▒░░░░░░░░░░▒▒▒▒░░░░░░░░▒▒░░▒▒▒▒▒▒                ░░░░░░░░░░  ░░  ░░        ░░
  ░░░░▒▒░░░░▒▒░░▒▒▒▒░░▒▒▒▒▓▓▒▒▓▓▒▒▒▒░░░░▒▒▒▒▒▒░░▒▒▓▓▒▒▓▓▓▓▓▓▒▒▓▓▒▒▒▒▒▒░░░░▒▒▒▒▒▒▒▒▒▒▒▒▒▒░░░░░░░░░░░░░░▒▒▒▒▒▒▒▒▒▒░░░░░░░░░░▒▒▒▒░░░░░░░░░░░░░░░░░░▒▒▒▒▒▒░░▒▒░░▒▒░░▒▒░░░░  ░░░░▒▒░░░░░░░░░░░░  ░░░░  ░░  ░░
    ░░▒▒░░▒▒░░░░░░░░▒▒░░░░▒▒▓▓▓▓▒▒▒▒░░░░░░▓▓▓▓▒▒░░▒▒▒▒▒▒▓▓▒▒▓▓▓▓▓▓▒▒▒▒▒▒░░░░░░▒▒▒▒▒▒▒▒▒▒▒▒░░░░▒▒░░░░░░░░░░▒▒▒▒▒▒▒▒▒▒▒▒░░░░░░░░▒▒▒▒▒▒▒▒░░░░░░░░░░░░▒▒▒▒▒▒▒▒░░▒▒▒▒▒▒▒▒▒▒░░░░░░  ░░░░░░░░░░    ░░  ░░░░░░░░
      ░░▒▒▒▒░░░░░░░░░░░░░░▒▒▒▒▒▒▓▓▒▒▓▓▒▒▒▒░░▒▒▒▒░░▒▒▒▒▒▒▒▒▓▓▓▓▒▒▒▒▓▓▒▒▒▒░░░░░░░░▒▒▒▒▒▒▒▒▒▒▒▒░░░░▒▒░░░░░░░░░░░░░░░░░░░░░░▒▒░░░░▒▒▒▒▒▒░░▒▒▒▒░░░░  ░░░░░░░░░░░░░░░░░░░░▒▒░░░░▒▒▒▒░░░░░░░░░░  ░░░░▒▒▒▒░░▒▒░░
      ░░░░░░░░░░▒▒░░▒▒░░░░▒▒▒▒▒▒▒▒▒▒░░▒▒▒▒░░░░▒▒░░▒▒▒▒▓▓▒▒▓▓▒▒▒▒▒▒▓▓▓▓▒▒▒▒░░░░░░░░░░▒▒▒▒▒▒▒▒▒▒▒▒▒▒░░▒▒░░░░░░░░░░░░░░░░░░░░░░░░░░░░░░▒▒▒▒▒▒▒▒▒▒░░░░░░░░░░░░  ░░░░░░░░░░░░░░▒▒▒▒▒▒▒▒░░░░░░░░░░░░░░░░░░▒▒▒▒
          ▒▒░░░░░░▒▒░░░░░░░░░░░░▒▒▒▒▒▒▒▒▒▒▒▒░░░░▒▒░░▒▒▒▒▒▒▒▒▒▒▒▒▒▒▒▒▒▒▒▒▒▒▒▒▒▒░░░░░░░░░░▒▒▒▒▓▓▒▒▒▒░░░░░░░░░░░░░░░░░░░░░░░░░░░░░░░░░░░░░░░░░░▒▒▒▒░░░░░░                ░░░░▒▒▒▒▒▒▒▒▒▒░░░░░░░░░░▒▒░░▒▒░░  
          ░░▒▒░░░░░░░░░░░░░░░░░░░░▒▒▒▒▓▓▒▒▒▒░░░░░░░░░░▒▒▒▒▒▒▒▒▓▓▒▒▒▒▓▓▓▓▒▒▒▒▒▒░░▒▒░░  ░░▒▒░░▒▒▒▒▓▓▒▒▓▓░░░░░░░░▒▒░░░░░░░░░░░░░░░░░░░░░░░░░░░░░░░░▒▒░░░░                  ░░░░░░░░░░░░░░░░▒▒▒▒▒▒░░░░▒▒░░▒▒
░░        ░░▒▒░░░░  ░░░░░░░░░░░░░░▒▒▒▒▒▒▒▒░░▒▒▒▒░░░░▒▒░░▒▒▒▒▒▒▒▒▒▒░░▒▒▓▓▒▒▒▒▒▒▒▒▒▒░░░░  ░░░░░░░░▒▒▒▒▒▒▒▒▒▒░░░░░░▒▒▒▒▒▒░░░░░░░░░░░░░░    ░░░░░░░░░░░░░░                ░░░░░░░░░░░░░░░░▒▒░░░░  ░░░░░░░░░░
            ░░░░░░░░░░▒▒░░░░░░░░░░░░▒▒░░▒▒▒▒▒▒▒▒▓▓░░░░░░▒▒▒▒▒▒▒▒▒▒▒▒░░▒▒▓▓▒▒▒▒▒▒▒▒░░░░░░░░░░░░░░▒▒▒▒▒▒▒▒▒▒▒▒▒▒░░░░▒▒▒▒▒▒▒▒░░░░░░░░░░░░░░░░░░░░░░                          ░░░░░░░░░░░░░░░░░░░░▒▒▒▒░░░░░░
            ░░░░░░░░░░▒▒░░░░░░░░░░░░░░░░▒▒▒▒░░▒▒▒▒▒▒░░░░░░░░▒▒▒▒▒▒▒▒░░▒▒▒▒▒▒▒▒▒▒░░░░░░░░░░░░░░░░▒▒▒▒▒▒▒▒▒▒▒▒▒▒▒▒░░░░▒▒▒▒▒▒▒▒░░▒▒░░░░░░░░░░░░░░░░░░░░            ░░░░░░░░░░░░░░        ░░▒▒▓▓▒▒░░░░░░▒▒▒▒
░░░░░░      ░░░░░░░░░░░░▒▒░░░░    ░░░░▒▒░░░░▒▒░░▒▒▒▒░░░░▒▒░░░░░░▒▒░░▒▒▒▒▒▒▒▒░░░░▒▒▒▒▒▒░░░░░░░░  ░░░░░░░░▒▒░░▒▒░░▒▒░░░░░░░░▒▒▒▒░░░░▒▒░░░░░░▒▒░░                                    ░░░░░░░░░░▒▒▒▒▒▒▒▒▒▒▒▒
░░  ░░      ░░░░░░░░░░░░▒▒░░░░    ░░░░░░░░▒▒▒▒▒▒░░▒▒░░▒▒░░▒▒░░░░▒▒▒▒▒▒▒▒░░▒▒░░▒▒░░▒▒░░▒▒░░░░░░░░░░  ░░░░░░▒▒░░░░░░░░░░░░░░░░░░░░░░░░░░▒▒░░░░░░▒▒░░            ░░            ░░░░    ░░░░░░░░░░░░▒▒░░░░░░
░░  ░░░░░░░░    ░░░░░░░░░░▒▒░░░░  ░░░░░░▒▒░░  ▒▒▒▒▒▒▓▓░░▒▒░░░░░░░░▒▒▒▒▒▒▒▒▒▒▒▒░░░░░░░░░░    ░░░░░░    ░░░░░░░░░░░░░░░░░░░░░░░░░░░░░░░░░░░░░░▒▒░░░░                              ░░░░▒▒░░░░░░░░░░░░░░▒▒▒▒
░░░░  ░░░░  ░░  ░░░░▒▒░░░░░░░░░░░░░░░░░░▒▒▒▒▒▒░░▒▒░░░░▒▒░░░░░░▒▒░░░░░░░░░░░░▒▒▒▒░░▒▒░░░░          ░░    ░░░░░░░░░░░░░░░░░░░░░░░░░░░░░░░░░░░░  ░░░░░░░░                          ░░░░░░    ░░░░░░░░░░▒▒░░
░░░░      ░░      ░░░░░░░░░░░░░░    ░░░░▒▒░░▒▒░░▒▒▒▒▒▒░░░░░░░░░░░░░░░░░░░░░░░░▒▒▒▒░░▒▒░░░░▒▒              ░░░░░░░░░░░░░░░░░░░░░░░░░░░░░░░░░░░░                          ░░            ▒▒    ░░░░░░  ░░░░
                ░░  ░░░░░░░░░░░░░░  ░░░░░░░░▒▒░░░░▒▒░░▒▒░░▒▒░░░░░░░░░░░░░░▒▒▒▒░░▒▒░░▒▒░░▒▒░░░░                ░░░░░░░░░░░░░░░░░░░░░░░░░░░░░░░░░░░░                        ░░░░▒▒  ░░░░░░░░░░░░        ░░
░░    ░░░░            ░░░░░░░░░░░░  ░░░░░░░░▒▒░░▒▒▒▒▒▒░░░░▒▒░░░░  ░░░░░░░░░░▒▒▒▒▒▒░░░░▒▒░░░░░░░░                ░░░░░░░░      ░░░░░░░░░░░░░░░░░░░░░░░░                    ░░░░    ░░░░░░▒▒  ░░      ░░░░
░░          ░░      ░░░░░░░░░░░░░░  ░░░░░░░░░░▒▒  ░░░░▒▒░░▒▒▒▒    ░░░░  ░░░░░░▒▒░░▒▒░░░░▒▒░░▒▒░░░░                  ░░            ░░░░    ░░░░░░░░      ░░            ░░░░░░▒▒░░  ░░░░░░░░░░░░░░    ░░░░
  ░░░░░░░░      ░░        ░░░░░░░░  ░░░░░░░░░░░░░░░░░░▒▒░░░░░░░░    ░░  ░░░░░░░░▒▒░░░░░░░░░░▒▒▒▒▒▒░░                                        ░░░░░░          ░░      ░░  ░░░░░░░░▒▒  ░░░░  ░░░░░░  ░░░░  
    ░░  ░░      ░░░░      ░░░░░░░░            ░░░░░░░░░░░░░░░░░░░░  ░░    ░░░░░░░░░░░░░░░░░░░░▒▒░░▒▒░░      ░░░░        ░░      ░░              ░░░░          ░░░░  ░░░░    ░░  ░░▒▒░░░░  ░░░░    ░░░░░░
░░      ░░  ░░    ░░        ░░░░░░            ░░░░░░░░░░░░░░░░  ░░░░░░    ░░░░░░░░▒▒▒▒░░▒▒▒▒░░░░░░░░░░  ░░  ░░░░      ░░░░░░░░  ░░                ░░          ░░  ░░  ░░░░░░░░░░░░  ░░░░░░░░░░░░      ░░
      ░░          ░░      ░░░░  ░░            ░░░░░░░░░░░░░░░░  ░░░░░░      ░░░░  ▒▒▒▒░░░░░░░░░░░░      ░░░░░░░░░░  ░░░░░░                                      ░░░░░░▒▒░░░░░░▒▒░░░░░░░░░░░░░░░░░░░░░░  
░░                ░░  ░░░░  ░░                ░░░░░░░░░░░░░░        ░░        ░░░░░░░░░░░░▒▒░░    ░░░░░░░░▒▒░░      ░░░░░░▒▒    ░░░░                ░░    ░░░░░░░░░░░░░░░░░░▒▒░░░░░░░░░░░░░░  ▒▒▒▒░░░░░░
░░░░    ░░  ░░  ░░        ░░                    ░░░░░░░░░░░░░░                ░░░░░░░░░░░░░░░░░░░░░░▒▒░░░░  ░░░░░░░░░░░░    ░░░░▒▒░░░░░░  ░░░░░░    ░░░░░░░░░░░░░░▒▒▒▒░░░░░░░░░░░░░░▒▒░░░░░░  ░░░░░░░░░░
░░░░░░            ░░░░  ░░    ░░      ░░  ░░░░░░░░░░░░░░░░░░░░░░                  ░░░░░░    ░░░░░░▒▒  ░░░░░░░░░░    ░░▒▒▒▒░░  ░░░░░░░░░░░░░░░░      ░░░░░░░░░░░░░░▒▒░░░░░░░░▒▒░░░░░░░░░░░░░░▒▒▒▒░░░░▒▒▒▒
      ░░░░░░                  ░░      ░░          ░░░░░░░░░░░░░░░░        ░░        ░░▒▒░░░░░░░░░░░░░░░░░░                  ░░▒▒░░░░░░▒▒▒▒▒▒░░░░  ░░  ░░░░▒▒░░░░▒▒░░░░░░▒▒░░░░░░  ░░░░░░░░▒▒░░░░░░    ░░
░░  ░░  ░░░░░░░░  ░░          ░░                  ░░░░░░░░░░▒▒░░░░        ░░        ░░░░░░▒▒░░░░▒▒░░░░  ░░  ▒▒▒▒░░░░  ░░░░░░░░░░░░░░░░░░░░░░░░    ░░░░░░░░░░▒▒▒▒▒▒░░░░▒▒▒▒▒▒▓▓░░░░▒▒▒▒▒▒▒▒▒▒░░░░▒▒░░░░░░
░░░░░░      ░░    ░░  ░░  ░░░░  ░░  ░░░░        ░░      ░░░░░░░░░░░░              ░░░░░░░░  ░░  ░░░░  ░░░░▒▒  ░░░░▒▒░░░░░░░░▒▒░░░░    ░░░░░░░░░░░░░░▒▒░░▒▒▒▒░░  ▒▒▒▒░░▒▒░░░░░░░░▒▒░░░░░░░░░░▒▒▒▒▒▒▒▒▒▒░░
░░░░░░░░░░░░  ░░  ░░░░░░    ░░░░░░░░  ░░░░░░░░          ░░    ░░░░░░░░      ░░  ░░░░░░░░░░░░░░░░▓▓▒▒░░▒▒▒▒░░░░░░░░    ░░▒▒░░  ░░░░    ░░░░  ░░  ░░  ░░░░░░░░░░░░░░░░▒▒░░▒▒░░░░░░▒▒▒▒▒▒▒▒░░░░░░▒▒▒▒▒▒  ░░
░░░░░░░░░░░░░░    ░░░░  ░░░░░░░░░░    ░░░░  ░░          ░░░░              ░░    ░░▒▒░░░░░░░░░░▒▒░░░░░░    ░░  ▒▒▒▒░░▒▒░░░░░░░░░░░░░░░░░░▒▒░░        ░░░░░░▒▒░░░░░░▒▒▒▒░░░░▒▒░░▒▒▒▒░░░░▒▒▒▒░░▒▒▒▒▒▒▒▒▒▒░░
░░░░░░░░▒▒░░░░░░░░░░░░░░░░░░  ░░░░░░░░░░░░  ░░░░  ░░░░░░░░  ░░    ░░░░░░░░░░░░░░░░░░▒▒░░░░░░░░░░▒▒▒▒▒▒░░▒▒░░  ░░▒▒  ░░░░▒▒░░▒▒░░▒▒  ░░░░░░░░▒▒▒▒░░░░░░░░▒▒░░▒▒░░▒▒░░░░░░░░▒▒▒▒▒▒▒▒░░▓▓▒▒▒▒░░▒▒░░░░░░▒▒░░
░░░░░░░░▒▒░░░░░░░░░░░░  ░░░░░░░░░░░░░░  ░░    ░░░░░░░░░░░░░░  ░░░░          ░░░░  ░░▒▒░░░░░░░░░░░░▒▒░░▒▒░░▒▒▒▒░░░░░░░░▒▒░░░░░░░░▒▒░░░░  ░░▒▒░░░░  ░░░░░
copy to clipboard 👍 upvote 👎 downvote
fill: spaces toggle palette ▓→✊🏽